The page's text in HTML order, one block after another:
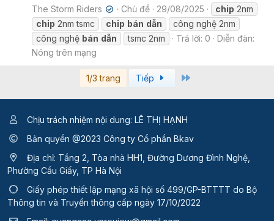
The Storm Riders ✔ Chủ đề 29/08/2025 chip 2nm
chip 2nm tsmc chip bán dẫn
công nghệ 2nm
công nghệ bán dẫn tsmc 2nm Trả lời: 0
Diễn đàn:
Nóng trên mạng
1/3 trang Tiếp
Chịu trách nhiệm nội dung: LÊ THỊ HẠNH
Bản quyền @2023 Công ty Cổ phần Bkav
Địa chỉ: Tầng 2, Tòa nhà HH1, Đường Dương Đình Nghệ,
Phường Cầu Giấy, TP Hà Nội
Giấy phép thiết lập mạng xã hội số 499/GP-BTTTT do Bộ
Thông tin và Truyền thông cấp ngày 17/10/2022